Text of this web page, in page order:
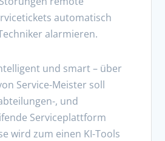
automatisch
alarmieren.
und smart – über
Service-Meister soll
, und
Serviceplattform
wird zum einen KI-Tools